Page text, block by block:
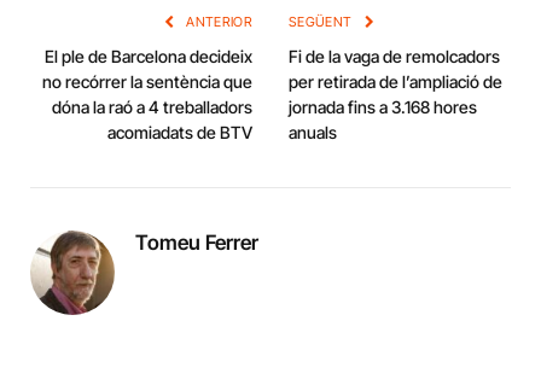
ANTERIOR
El ple de Barcelona decideix
no recórrer la sentència que
dóna la raó a 4 treballadors
acomiadats de BTV
SEGÜENT
Fi de la vaga de remolcadors
per retirada de l’ampliació de
jornada fins a 3.168 hores
anuals
Tomeu Ferrer